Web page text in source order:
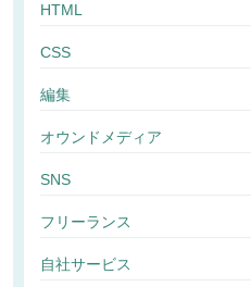
HTML
CSS
編集
オウンドメディア
SNS
フリーランス
自社サービス